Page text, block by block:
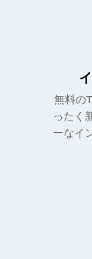
無料の
ったく
ーなイ